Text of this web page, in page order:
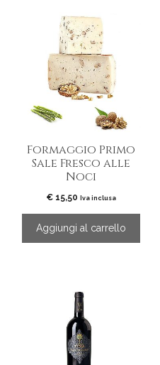
Formaggio Primo
Sale Fresco alle
Noci
€15,50 Iva inclusa
Aggiungi al carrello